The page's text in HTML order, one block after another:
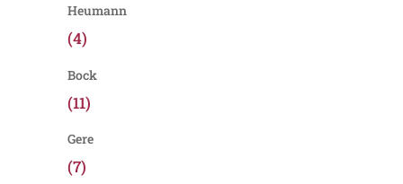
Heumann
(4)
Bock
(11)
Gere
(7)